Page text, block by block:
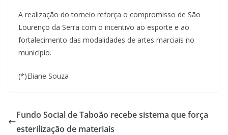
A realização do torneio reforça o compromisso de São
Lourenço da Serra com o incentivo ao esporte e ao
fortalecimento das modalidades de artes marciais no
município.
(*)Eliane Souza
Fundo Social de Taboão recebe sistema que força
esterilização de materiais